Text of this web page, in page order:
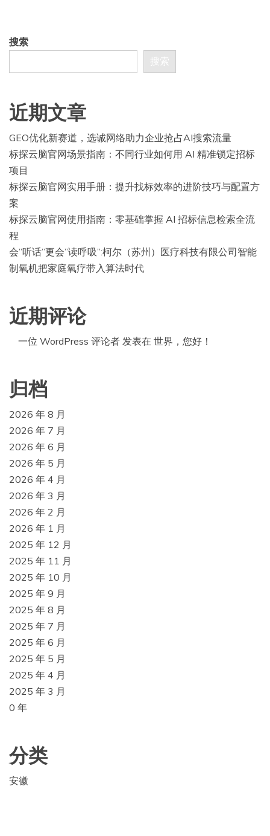
搜索
搜索
近期文章
GEO优化新赛道，选诚网络助力企业抢占AI搜索流量
标探云脑官网场景指南：不同行业如何用 AI 精准锁定招标
项目
标探云脑官网实用手册：提升找标效率的进阶技巧与配置方
案
标探云脑官网使用指南：零基础掌握 AI 招标信息检索全流
程
会”听话”更会”读呼吸”:柯尔（苏州）医疗科技有限公司智能
制氧机把家庭氧疗带入算法时代
近期评论
一位 WordPress 评论者 发表在 世界，您好！
归档
2026 年 8 月
2026 年 7 月
2026 年 6 月
2026 年 5 月
2026 年 4 月
2026 年 3 月
2026 年 2 月
2026 年 1 月
2025 年 12 月
2025 年 11 月
2025 年 10 月
2025 年 9 月
2025 年 8 月
2025 年 7 月
2025 年 6 月
2025 年 5 月
2025 年 4 月
2025 年 3 月
0 年
分类
安徽